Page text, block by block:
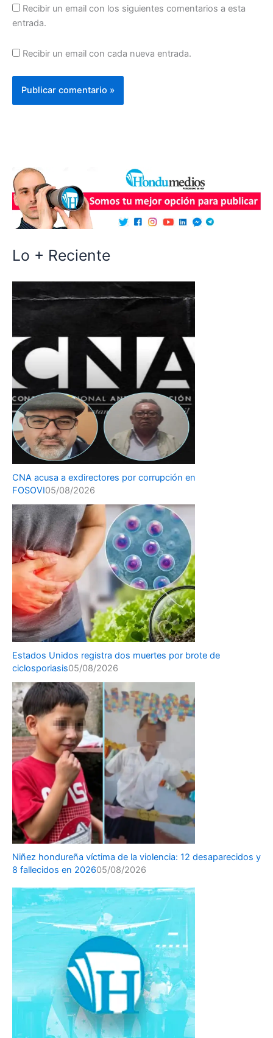
Recibir un email con los siguientes comentarios a esta
entrada.
Recibir un email con cada nueva entrada.
Lo + Reciente
CNA acusa a exdirectores por corrupción en
FOSOVI05/08/2026
Estados Unidos registra dos muertes por brote de
ciclosporiasis05/08/2026
Niñez hondureña víctima de la violencia: 12 desaparecidos y
8 fallecidos en 202605/08/2026